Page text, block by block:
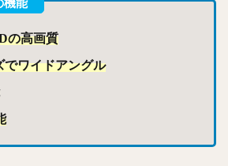
の高画質
でワイドアングル